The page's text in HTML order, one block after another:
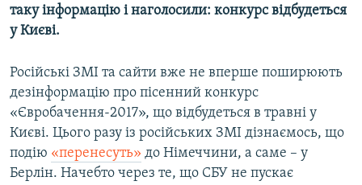
таку інформацію і наголосили: конкурс відбудеться
у Києві.
Російські ЗМІ та сайти вже не вперше поширюють
дезінформацію про пісенний конкурс
«Євробачення-2017», що відбудеться в травні у
Києві. Цього разу із російських ЗМІ дізнаємось, що
подію «перенесуть» ​ до Німеччини, а саме – у
Берлін. Начебто через те, що СБУ не пускає